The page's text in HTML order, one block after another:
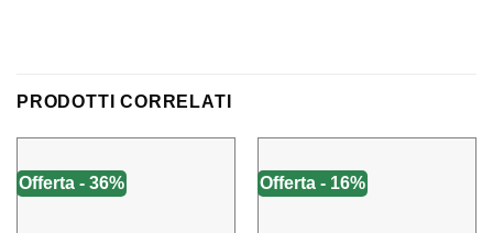
PRODOTTI CORRELATI
Offerta - 36% Offerta - 16%